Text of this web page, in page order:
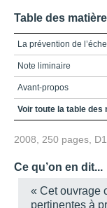
Table des
La prévention de
Note liminaire
Avant-propos
Table des matières
Partie 1 - La prévention
L’orthopédagogue
Voir toute la table des
2008, 250 pages,
Ce qu’on en dit...
« Cet ouvrage
pertinentes à